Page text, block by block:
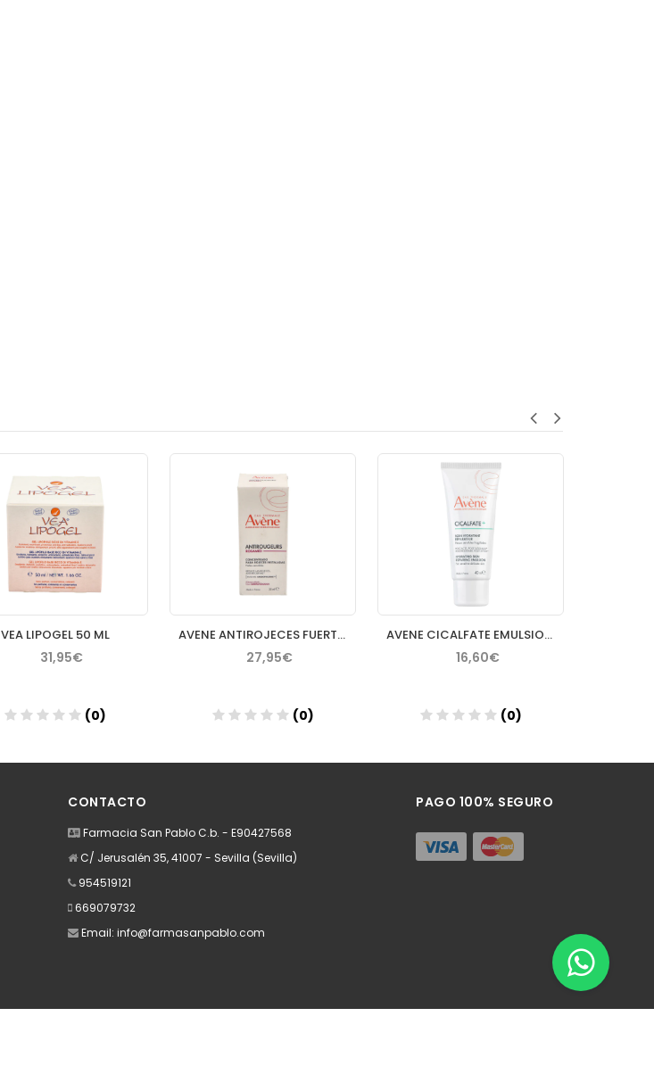
VEA LIPOGEL 50 ML
31,95€
(0)
AVENE ANTIROJECES FUERTE CONCENTRADO 30 ML
27,95€
(0)
AVENE CICALFATE EMULSION REPARADORA POSTACTO 40 ML
16,60€
(0)
CONTACTO
Farmacia San Pablo C.b. - E90427568
C/ Jerusalén 35, 41007 - Sevilla (Sevilla)
954519121
669079732
Email: info@farmasanpablo.com
PAGO 100% SEGURO